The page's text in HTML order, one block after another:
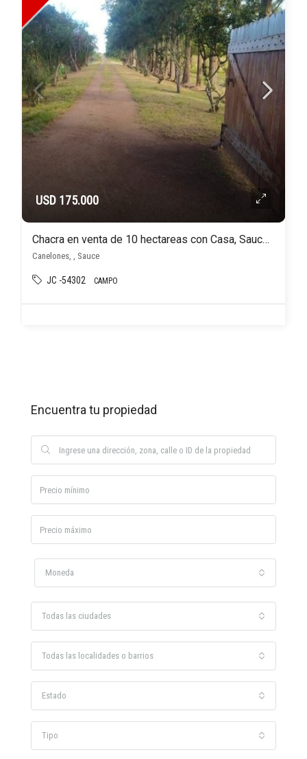
USD 175.000
Chacra en venta de 10 hectareas con Casa, Sauce Canelones
Canelones, , Sauce
JC -54302 CAMPO
Encuentra tu propiedad
Moneda
Todas las ciudades
Todas las localidades o barrios
Estado
Tipo